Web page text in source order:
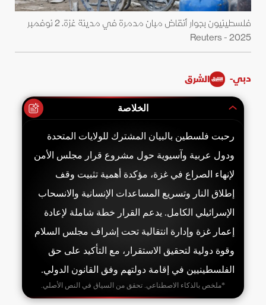
فلسطينيون بجوار أنقاض مبان مدمرة في مدينة غزة. 2 نوفمبر
2025 - Reuters
دبي- الشرق
الخلاصة
رحبت فلسطين بالبيان المشترك للولايات المتحدة
ودول عربية وآسيوية حول مشروع قرار مجلس الأمن
لإنهاء الصراع في غزة، مؤكدة أهمية تثبيت وقف
إطلاق النار وتسريع المساعدات الإنسانية والانسحاب
الإسرائيلي الكامل. يدعم القرار خطة شاملة لإعادة
إعمار غزة وإدارة انتقالية تحت إشراف مجلس السلام
وقوة دولية لتحقيق الاستقرار، مع التأكيد على حق
الفلسطينيين في إقامة دولتهم وفق القانون الدولي.
*ملخص بالذكاء الاصطناعي. تحقق من السياق في النص الأصلي.